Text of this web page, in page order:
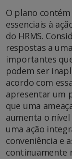
O plano
essenciais à
do HRMS.
respostas a
importantes
podem ser
acordo com
apresentar um
que uma
aumenta o nível
uma ação
conveniência e
continuamente